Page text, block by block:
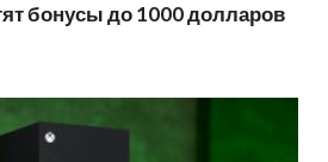
бонусы до 1000 долларов